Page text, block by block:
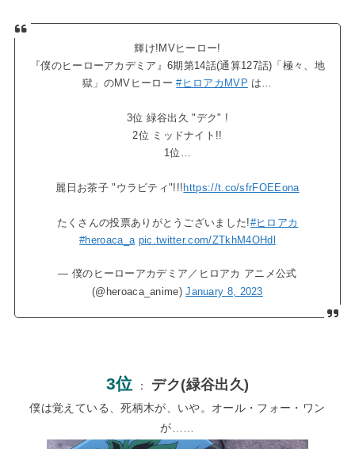
輝け!MVヒーロー!
『僕のヒーローアカデミア』6期第14話(通算127話)「極々、地
獄」のMVヒーロー#ヒロアカMVP は…
3位 緑谷出久 "デク" !
2位 ミッドナイト!!
1位…
麗日お茶子 "ウラビティ"!!! https://t.co/sfrFOEEona
たくさんの投票ありがとうございました!#ヒロアカ
#heroaca_a pic.twitter.com/ZTkhM4OHdl
— 僕のヒーローアカデミア／ヒロアカ アニメ公式
(@heroaca_anime)January 8, 2023
3位 ： デク(緑谷出久)
僕は覚えている、死柄木が、いや。オール・フォー・ワン
が……